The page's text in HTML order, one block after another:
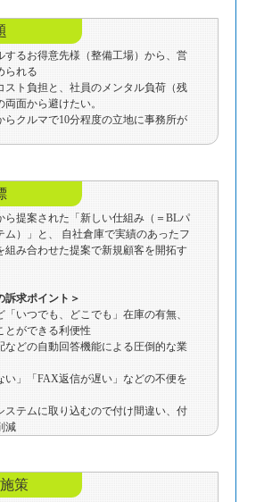
するお得意先様（整備工場）から、営
られる
スト負担と、社員のメンタル負荷（残
面から避けたい。
らクルマで10分程度の立地に事務所が
ら提案された「新しい仕組み（＝BLパ
ム）」と、 自社倉庫で実績のあったフ
組み合わせた提案で新規顧客を開拓す
訴求ポイント＞
「いつでも、どこでも」在庫の有無、
とができる利便性
などの自動回答機能による圧倒的な業
い」「FAX返信が遅い」などの不便を
ステムに取り込むので付け間違い、付
減
策